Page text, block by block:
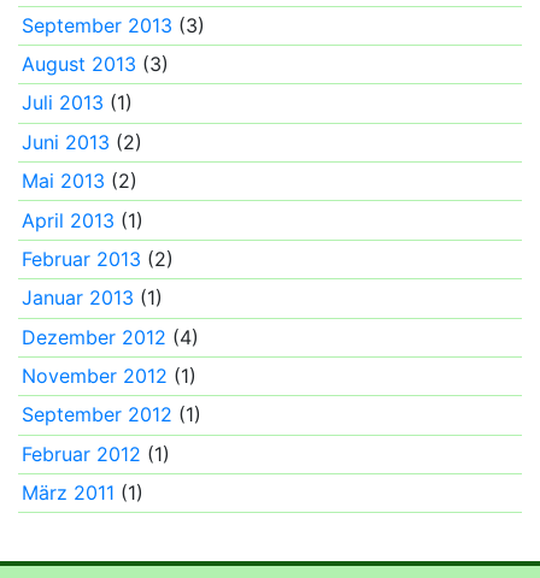
September 2013 (3)
August 2013 (3)
Juli 2013 (1)
Juni 2013 (2)
Mai 2013 (2)
April 2013 (1)
Februar 2013 (2)
Januar 2013 (1)
Dezember 2012 (4)
November 2012 (1)
September 2012 (1)
Februar 2012 (1)
März 2011 (1)